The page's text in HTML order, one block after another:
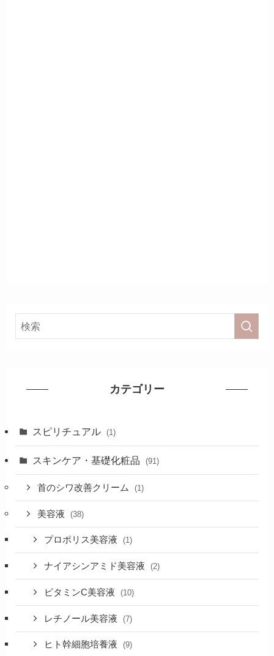
カテゴリー
スピリチュアル (1)
スキンケア・基礎化粧品 (91)
首のシワ改善クリーム (1)
美容液 (38)
プロポリス美容液 (1)
ナイアシンアミド美容液 (2)
ビタミンC美容液 (10)
レチノール美容液 (7)
ヒト幹細胞培養液 (9)